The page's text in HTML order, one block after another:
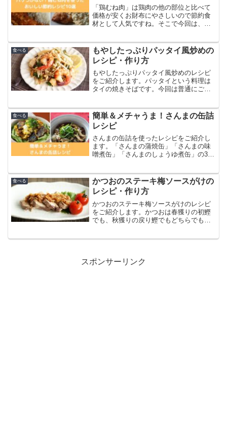
「鶏むね肉」は鶏肉の他の部位と比べて
価格が安くお財布にやさしいので節約食
材として人気ですね。そこで今回は、節
ます。鶏むね肉は脂肪が少くヘルシーで
すが、食感がパサつく点がイマイチとい
う面がありますね。パサパサせずにしっ
とり＆ジューシーに仕上げる簡単な調理
のコツもご紹介しています。
食べる
もやしたっぷりパッタイ風炒めの
レシピ・作り方
もやしたっぷりパッタイ風炒めのレシピ
をご紹介します。パッタイという料理は
タイの焼きそばです。今回は普通にごは
でも食べられるように（？）、麺を使わ
ない炒め物にアレンジしました。ナンプ
ラーを使うのでほんのりと甘みのあるエ
スニックな味わいに。これごはんと合い
ます（笑）
食べる
簡単＆メチャうま！さんまの缶詰
レシピ
さんまの缶詰を使ったレシピをご紹介し
ます。「さんまの蒲焼缶」「さんまの味
噌煮缶」「さんまのしょうゆ煮缶」の3種
食材を上手に組み合わせればもっとおい
しく食べることもできます。
食べる
かつおのステーキ梅ソースがけの
レシピ・作り方
かつおのステーキ梅ソースがけのレシピ
をご紹介します。かつおは春獲りの初鰹
でも、秋獲りの戻り鰹でもどちらでもOK
す。ビールにも合いますよ！
スポンサーリンク